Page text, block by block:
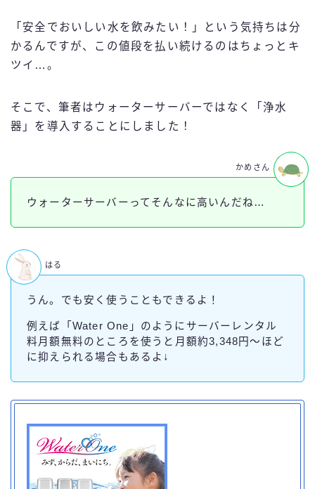
「安全でおいしい水を飲みたい！」という気持ちは分
かるんですが、この値段を払い続けるのはちょっとキ
ツイ…。
そこで、筆者はウォーターサーバーではなく「浄水
器」を導入することにしました！
ウォーターサーバーってそんなに高いんだね…
かめさん
うん。でも安く使うこともできるよ！
例えば「Water One」のようにサーバーレンタル
料月額無料のところを使うと月額約3,348円～ほど
に抑えられる場合もあるよ↓
はる